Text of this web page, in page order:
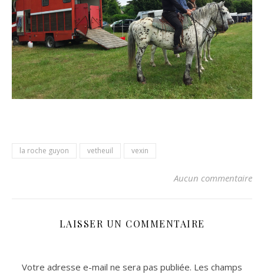
la roche guyon vetheuil vexin
Aucun commentaire
LAISSER UN COMMENTAIRE
Votre adresse e-mail ne sera pas publiée. Les champs